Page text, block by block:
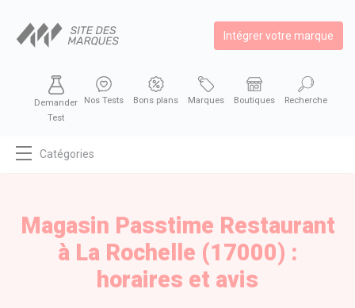
Intégrer votre marque
Demander
Test
Nos Tests Bons plans Marques Boutiques Recherche
Catégories
BIEN MANGER
Magasin Passtime Restaurant
à La Rochelle (17000) :
horaires et avis